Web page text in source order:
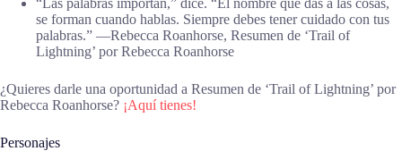
se forman cuando hablas. Siempre debes tener cuidado con tus
palabras.” ―Rebecca Roanhorse, Resumen de ‘Trail of
Lightning’ por Rebecca Roanhorse
¿Quieres darle una oportunidad a Resumen de ‘Trail of Lightning’ por
Rebecca Roanhorse? ¡Aquí tienes!
Personajes